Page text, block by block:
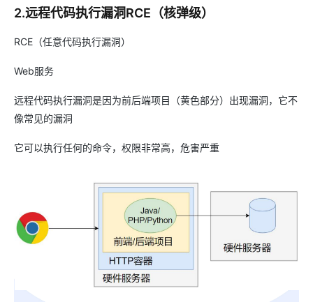
2.远程代码执行漏洞RCE（核弹级）
RCE（任意代码执行漏洞）
Web服务
远程代码执行漏洞是因为前后端项目（黄色部分）出现漏洞，它不
像常见的漏洞
它可以执行任何的命令，权限非常高，危害严重